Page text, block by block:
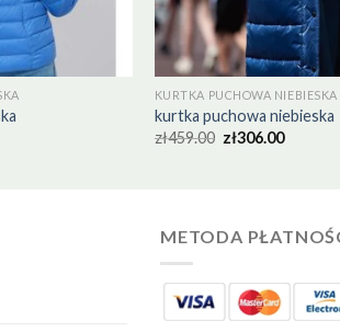
KURTKA PUCHOWA NIEBIESKA
kurtka puchowa niebieska
zł459.00 zł306.00
METODA